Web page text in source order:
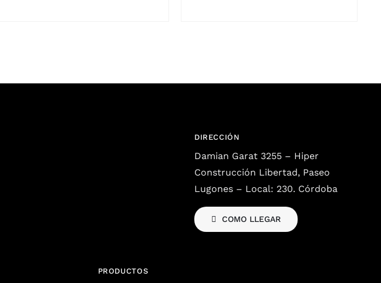
DIRECCIÓN
Damian Garat 3255 – Hiper
Construcción Libertad, Paseo
Lugones – Local: 230. Córdoba
COMO LLEGAR
PRODUCTOS